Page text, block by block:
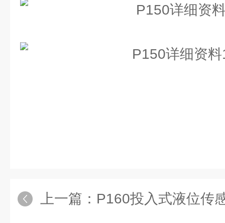
上一篇： P160投入式液位传感器